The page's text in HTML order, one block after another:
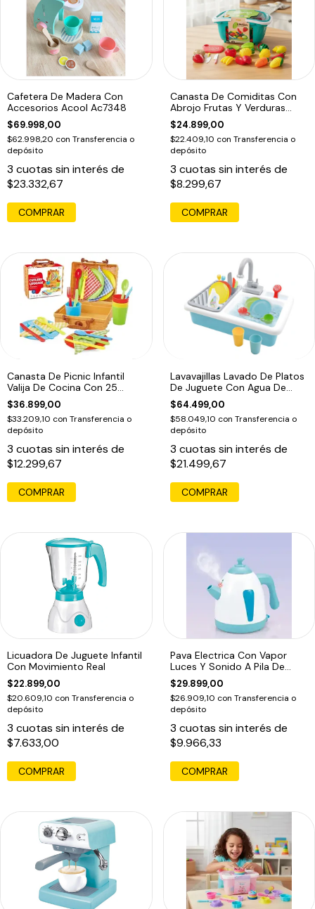
Cafetera De Madera Con
Accesorios Acool Ac7348
$69.998,00
$62.998,20 con Transferencia o
depósito
3 cuotas sin interés de
$23.332,67
Canasta De Comiditas Con
Abrojo Frutas Y Verduras
Kitchen
$24.899,00
$22.409,10 con Transferencia o
depósito
3 cuotas sin interés de
$8.299,67
Canasta De Picnic Infantil
Valija De Cocina Con 25
Piezas
$36.899,00
$33.209,10 con Transferencia o
depósito
3 cuotas sin interés de
$12.299,67
Lavavajillas Lavado De Platos
De Juguete Con Agua De
Verdad
$64.499,00
$58.049,10 con Transferencia o
depósito
3 cuotas sin interés de
$21.499,67
Licuadora De Juguete Infantil
Con Movimiento Real
$22.899,00
$20.609,10 con Transferencia o
depósito
3 cuotas sin interés de
$7.633,00
Pava Electrica Con Vapor
Luces Y Sonido A Pila De
Juguete
$29.899,00
$26.909,10 con Transferencia o
depósito
3 cuotas sin interés de
$9.966,33
COMPRAR